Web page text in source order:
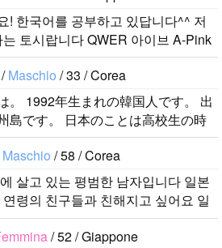
! 한국어를 공부하고 있답니다^^ 저
토시랍니다 QWER 아이브 A-Pink
명) 하이라이트 세븐어클락 볼빨간사
9muses 좋아해요ㅎㅎㅎ 같이 한
/Maschio / 33 / Corea
。 1992年生まれの韓国人です。 出
島です。 日本のことは高校生の時
持ちました。 日本の好きなところ
べ物です。 特に街の雰囲気が..
Maschio / 58 / Corea
살고 있는 평범한 남자입니다 일본
령의 친구들과 친해지고 싶어요 일
은 곳 소개 시켜주면 감사하겠습니
국에 오시면 가이드 해 드릴..
/ 52 / Giappone